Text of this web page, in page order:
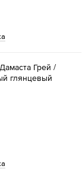
Грей /
глянцевый